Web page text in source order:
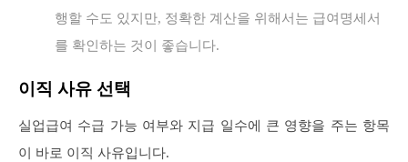
행할 수도 있지만, 정확한 계산을 위해서는 급여명세서
를 확인하는 것이 좋습니다.
이직 사유 선택
실업급여 수급 가능 여부와 지급 일수에 큰 영향을 주는 항목
이 바로 이직 사유입니다.